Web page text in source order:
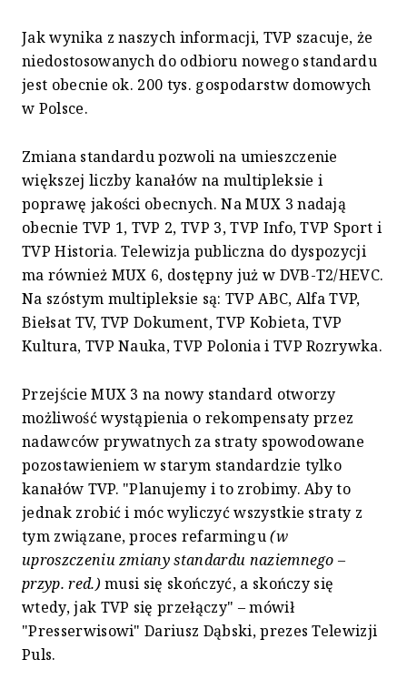
Jak wynika z naszych informacji, TVP szacuje, że
niedostosowanych do odbioru nowego standardu
jest obecnie ok. 200 tys. gospodarstw domowych
w Polsce.
Zmiana standardu pozwoli na umieszczenie
większej liczby kanałów na multipleksie i
poprawę jakości obecnych. Na MUX 3 nadają
obecnie TVP 1, TVP 2, TVP 3, TVP Info, TVP Sport i
TVP Historia. Telewizja publiczna do dyspozycji
ma również MUX 6, dostępny już w DVB-T2/HEVC.
Na szóstym multipleksie są: TVP ABC, Alfa TVP,
Biełsat TV, TVP Dokument, TVP Kobieta, TVP
Kultura, TVP Nauka, TVP Polonia i TVP Rozrywka.
Przejście MUX 3 na nowy standard otworzy
możliwość wystąpienia o rekompensaty przez
nadawców prywatnych za straty spowodowane
pozostawieniem w starym standardzie tylko
kanałów TVP. "Planujemy i to zrobimy. Aby to
jednak zrobić i móc wyliczyć wszystkie straty z
tym związane, proces refarmingu(w
uproszczeniu zmiany standardu naziemnego –
przyp. red.) musi się skończyć, a skończy się
wtedy, jak TVP się przełączy" – mówił
"Presserwisowi" Dariusz Dąbski, prezes Telewizji
Puls.